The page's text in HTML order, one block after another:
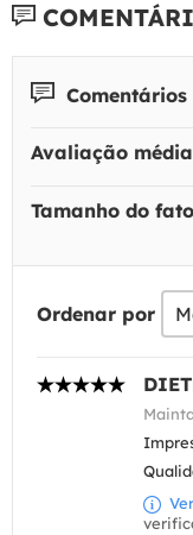
Comentários
Avaliação
Tamanho do
Ordenar por